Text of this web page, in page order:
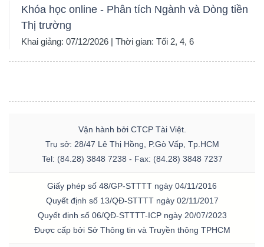
Khóa học online - Phân tích Ngành và Dòng tiền
Thị trường
Khai giảng: 07/12/2026 | Thời gian: Tối 2, 4, 6
Vận hành bởi CTCP Tài Việt.
Trụ sở: 28/47 Lê Thị Hồng, P.Gò Vấp, Tp.HCM
Tel: (84.28) 3848 7238 - Fax: (84.28) 3848 7237
Giấy phép số 48/GP-STTTT ngày 04/11/2016
Quyết định số 13/QĐ-STTTT ngày 02/11/2017
Quyết định số 06/QĐ-STTTT-ICP ngày 20/07/2023
Được cấp bởi Sở Thông tin và Truyền thông TPHCM